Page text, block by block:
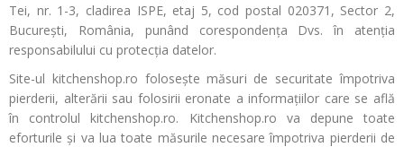
Tei, nr. 1-3, cladirea ISPE, etaj 5, cod postal 020371, Sector 2,
Bucureşti, România, punând corespondența Dvs. în atenția
responsabilului cu protecția datelor.
Site-ul kitchenshop.ro folosește măsuri de securitate împotriva
pierderii, alterării sau folosirii eronate a informațiilor care se află
în controlul kitchenshop.ro. Kitchenshop.ro va depune toate
eforturile și va lua toate măsurile necesare împotriva pierderii de